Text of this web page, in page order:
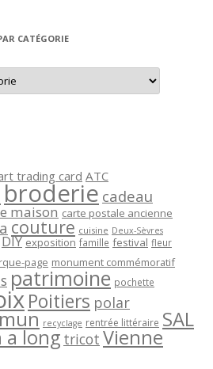
CATÉGORIE
trading card ATC
broderie cadeau
maison carte postale ancienne
couture cuisine Deux-Sèvres
DIY exposition famille festival fleur
page monument commémoratif
patrimoine pochette
Poitiers polar
recyclage rentrée littéraire SAL
a long tricot Vienne